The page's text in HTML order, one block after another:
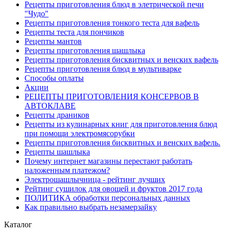
Рецепты приготовления блюд в элетрической печи
"Чудо"
Рецепты приготовления тонкого теста для вафель
Рецепты теста для пончиков
Рецепты мантов
Рецепты приготовления шашлыка
Рецепты приготовления бисквитных и венских вафель
Рецепты приготовления блюд в мультиварке
Способы оплаты
Акции
РЕЦЕПТЫ ПРИГОТОВЛЕНИЯ КОНСЕРВОВ В
АВТОКЛАВЕ
Рецепты драников
Рецепты из кулинарных книг для приготовления блюд
при помощи электромясорубки
Рецепты приготовления бисквитных и венских вафель.
Рецепты шашлыка
Почему интернет магазины перестают работать
наложенным платежом?
Электрошашлычница - рейтинг лучших
Рейтинг сушилок для овощей и фруктов 2017 года
ПОЛИТИКА обработки персональных данных
Как правильно выбрать незамерзайку
Каталог